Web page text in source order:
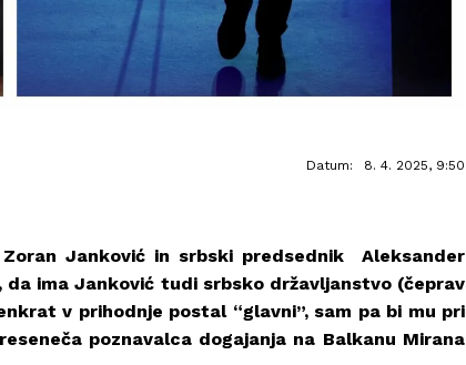
Datum: 8. 4. 2025, 9:50
Janković in srbski predsednik Aleksander
ima Janković tudi srbsko državljanstvo (čeprav
v prihodnje postal “glavni”, sam pa bi mu pri
poznavalca dogajanja na Balkanu Mirana